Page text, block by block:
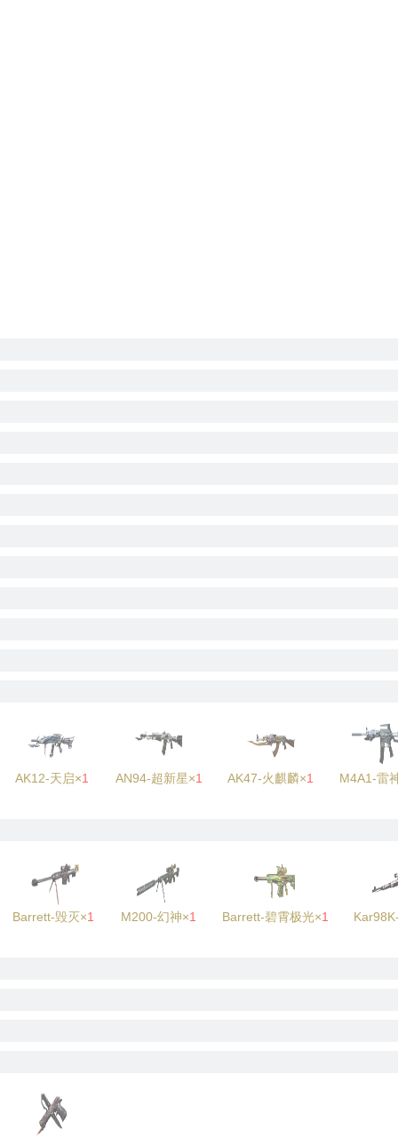
AK12-天启×1 AN94-超新星×1 AK47-火麒麟×1 M4A1-雷
Barrett-毁灭×1 M200-幻神×1 Barrett-碧霄极光×1